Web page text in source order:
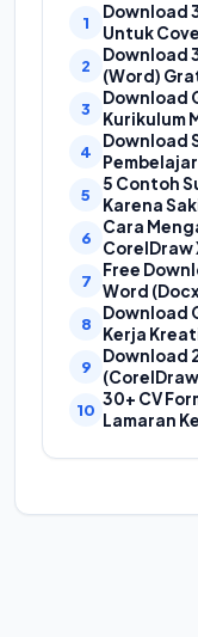
Download
Untuk
Cover
Download 30+ Template Sertifikat Docx
(Word)
Download
Kurikulum
Format
Download
(Doc) |
5 Contoh
Karena
Cara
CorelDraw
Free
Word
Cover
Proposal
Download
Kerja
Download
30+ CV
Lamaran